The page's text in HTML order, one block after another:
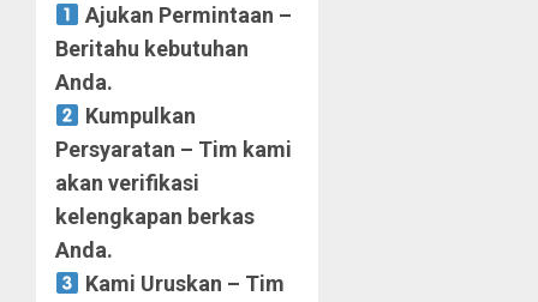
Ajukan Permintaan –
Beritahu kebutuhan
Anda.
Kumpulkan
Persyaratan – Tim kami
akan verifikasi
kelengkapan berkas
Anda.
Kami Uruskan – Tim